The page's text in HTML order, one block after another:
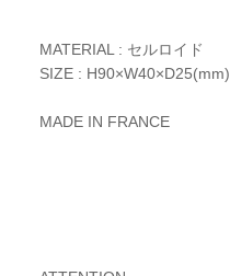
MATERIAL : セルロイド
SIZE : H90×W40×D25(mm)
MADE IN FRANCE